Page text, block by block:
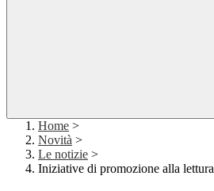
Home >
Novità >
Le notizie >
Iniziative di promozione alla lettura